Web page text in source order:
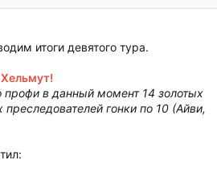
итоги девятого тура.
профи в данный момент 14 золотых
гонки по 10 (Айви,